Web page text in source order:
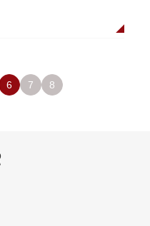
内にあります。
6 7 8